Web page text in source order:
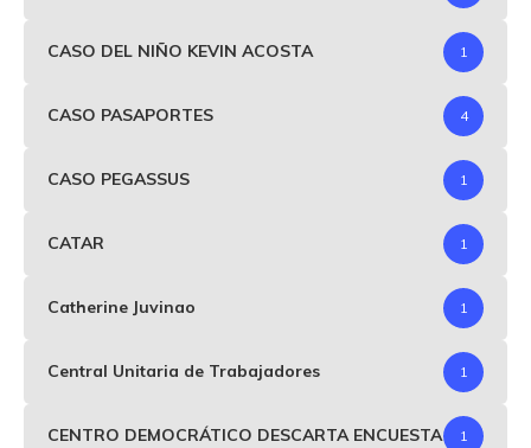
CASO DEL NIÑO KEVIN ACOSTA 1
CASO PASAPORTES 4
CASO PEGASSUS 1
CATAR 1
Catherine Juvinao 1
Central Unitaria de Trabajadores 1
CENTRO DEMOCRÁTICO DESCARTA ENCUESTA 1